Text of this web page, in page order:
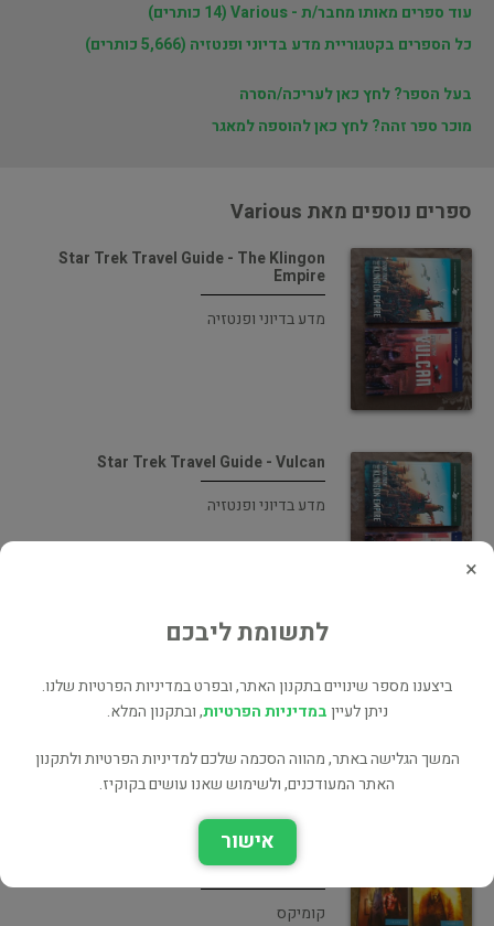
עוד ספרים מאותו מחבר/ת - Various (14 כותרים)
כל הספרים בקטגוריית מדע בדיוני ופנטזיה (5,666 כותרים)
בעל הספר? לחץ כאן לעריכה/הסרה
מוכר ספר זהה? לחץ כאן להוספה למאגר
ספרים נוספים מאת Various
Star Trek Travel Guide - The Klingon
Empire
מדע בדיוני ופנטזיה
Star Trek Travel Guide - Vulcan
מדע בדיוני ופנטזיה
קומיקס
Doctor Who : The 10th Doctor Archives 3
קומיקס
×
לתשומת ליבכם
ביצענו מספר שינויים בתקנון האתר, ובפרט במדיניות הפרטיות שלנו.
ניתן לעייןבמדיניות הפרטיות, ובתקנון המלא.
המשך הגלישה באתר, מהווה הסכמה שלכם למדיניות הפרטיות ולתקנון
האתר המעודכנים, ולשימוש שאנו עושים בקוקיז.
אישור